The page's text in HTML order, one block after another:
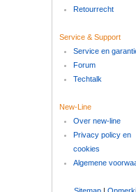
Retourrecht
Service & Support
Service en
Forum
Techtalk
New-Line
Over new-line
Privacy policy en
cookies
Algemene